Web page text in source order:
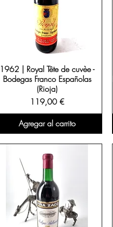
1962 | Royal Tête de cuvèe -
Bodegas Franco Españolas
(Rioja)
Precio
119,00 €
Agregar al carrito